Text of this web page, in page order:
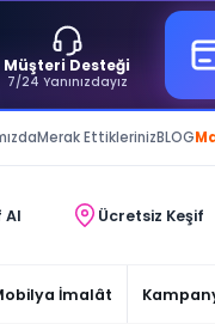
Müşteri Desteği
7/24 Yanınızdayız
Merak EttiklerinizBLOG
Al Ücretsiz Keşif
İmalât